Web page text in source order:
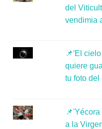
del
vendimia
📌'El
quiere
tu foto
a la